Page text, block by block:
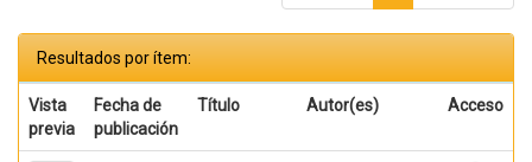
Resultados por ítem:
Vista
previa
Fecha de
publicación
Título Autor(es) Acceso